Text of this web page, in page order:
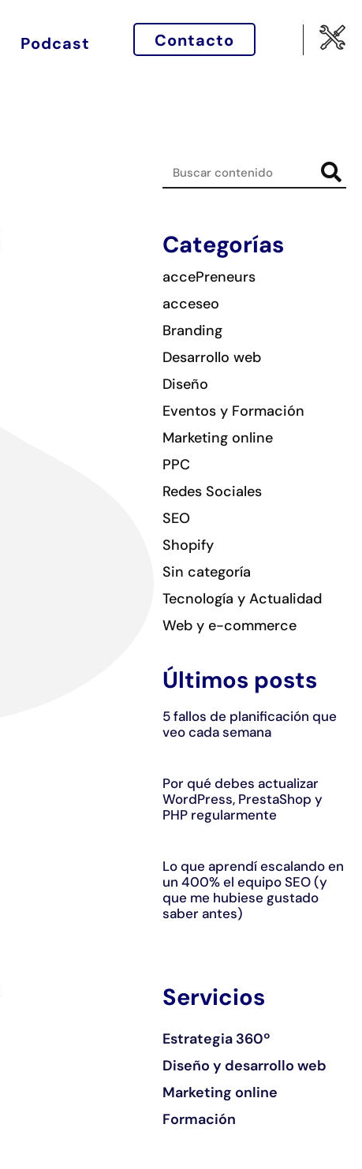
Podcast Contacto
Categorías
accePreneurs
acceseo
Branding
Desarrollo web
Diseño
Eventos y Formación
Marketing online
PPC
Redes Sociales
SEO
Shopify
Sin categoría
Tecnología y Actualidad
Web y e-commerce
Últimos posts
5 fallos de planificación que
veo cada semana
Por qué debes actualizar
WordPress, PrestaShop y
PHP regularmente
Lo que aprendí escalando en
un 400% el equipo SEO (y
que me hubiese gustado
saber antes)
Servicios
Estrategia 360º
Diseño y desarrollo web
Marketing online
Formación